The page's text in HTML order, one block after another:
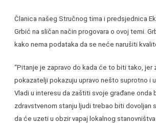
Članica našeg Stručnog tima i predsjednica
Grbić na sličan način progovara o ovoj temi.
kako nema podataka da se neće narušiti
“Pitanje je zapravo do kada će to biti tako, jer
pokazatelji pokazuju upravo nešto suprotno i
Vladi u interesu da zaštiti svoje građane onda
zdravstvenom stanju ljudi trebao biti dovoljan
da će uzeti u obzir vapaj lokalnog